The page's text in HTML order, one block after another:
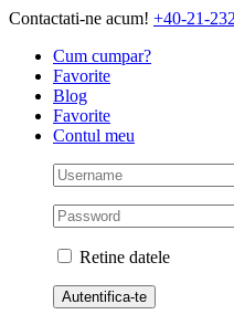
Skip
content
Contactati-ne acum! +40-21-
Cum cumpar?
Favorite
Blog
Favorite
Contul meu
Retine datele